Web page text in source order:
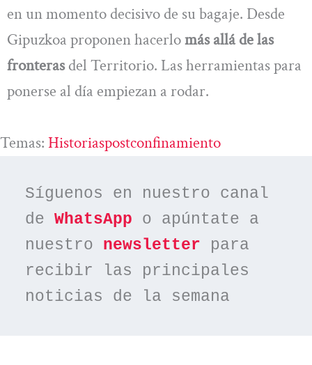
en un momento decisivo de su bagaje. Desde
Gipuzkoa proponen hacerlomás allá de las
fronterasdel Territorio. Las herramientas para
ponerse al día empiezan a rodar.
Temas: Historiaspostconfinamiento
Síguenos en nuestro canal
de WhatsApp o apúntate a
nuestro newsletter para
recibir las principales
noticias de la semana